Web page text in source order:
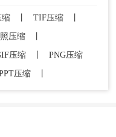
缩 TIF压缩
压缩
压缩
PNG压缩
压缩